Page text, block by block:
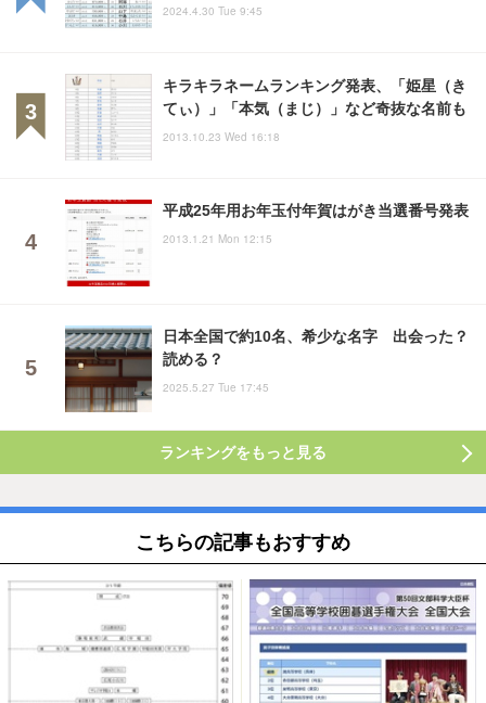
2024.4.30 Tue 9:45
キラキラネームランキング発表、「姫星（き
てぃ）」「本気（まじ）」など奇抜な名前も
2013.10.23 Wed 16:18
平成25年用お年玉付年賀はがき当選番号発表
2013.1.21 Mon 12:15
日本全国で約10名、希少な名字 出会った？
読める？
2025.5.27 Tue 17:45
ランキングをもっと見る
こちらの記事もおすすめ